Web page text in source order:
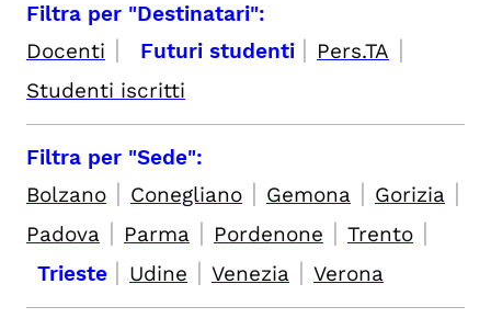
Filtra per "Destinatari":
Docenti | Futuri studenti | Pers.TA |
Studenti iscritti
Filtra per "Sede":
Bolzano | Conegliano | Gemona | Gorizia |
Padova | Parma | Pordenone | Trento |
Trieste | Udine | Venezia | Verona